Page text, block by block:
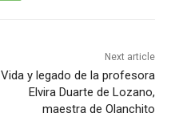
Next article
Vida y legado de la profesora
Elvira Duarte de Lozano,
maestra de Olanchito